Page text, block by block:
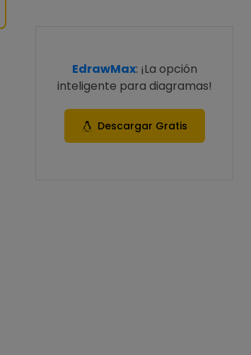
EdrawMax: ¡La opción
inteligente para diagramas!
Descargar Gratis